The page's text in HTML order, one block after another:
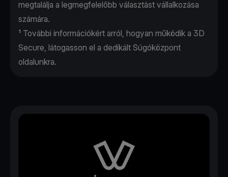
megtalálja a legmegfelelőbb választást vállalkozása
számára.
¹ További információkért arról, hogyan működik a 3D
Secure, látogasson el a dedikált Súgóközpont
oldalunkra.